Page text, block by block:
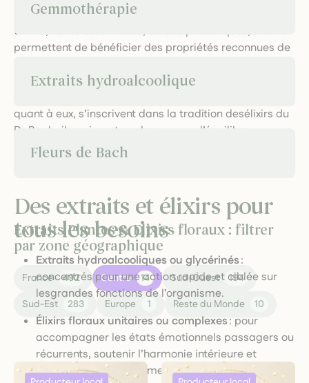
préservent l’intégrité des principes actifs : flavonoïdes,
tanins, huiles essentielles, acides phénoliques, etc. Ils
permettent de bénéficier des propriétés reconnues de
d’accompagner la digestion, de favoriser la détente ou
quant à eux, s’inscrivent dans la tradition desélixirs du
Dr Bach : ils agissent en douceur sur l’équilibre
émotionnel, la gestion du stress, laconfiance ou la
Des extraits et élixirs pour
tous les besoins
Extraits hydroalcooliques ou glycérinés:
concentrés pour une action rapide et ciblée sur
lesgrandes fonctions de l’organisme.
Élixirs floraux unitaires ou complexes: pour
accompagner les états émotionnels passagers ou
récurrents, soutenir l’harmonie intérieure et
favoriser l’épanouissement personnel.
Gemmothérapie
Extraits hydroalcoolique
Fleurs de Bach
Extraits Plantes & Elixirs floraux : filtrer
par zone géographique
France 492 Centre 14 Sud-Ouest
194
Sud-Est
283 Europe 1 Reste du Monde 10